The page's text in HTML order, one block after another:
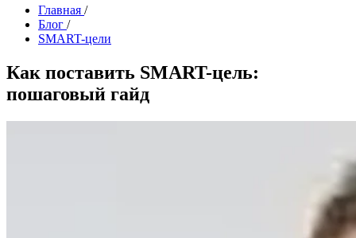
Главная /
Блог /
SMART-цели
Как поставить SMART-цель:
пошаговый гайд